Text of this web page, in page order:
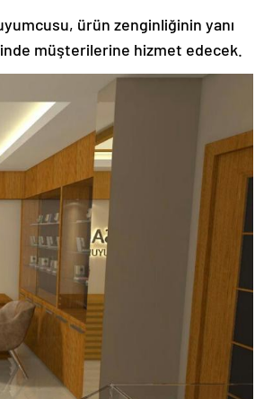
ürün zenginliğinin yanı
müşterilerine hizmet edecek.